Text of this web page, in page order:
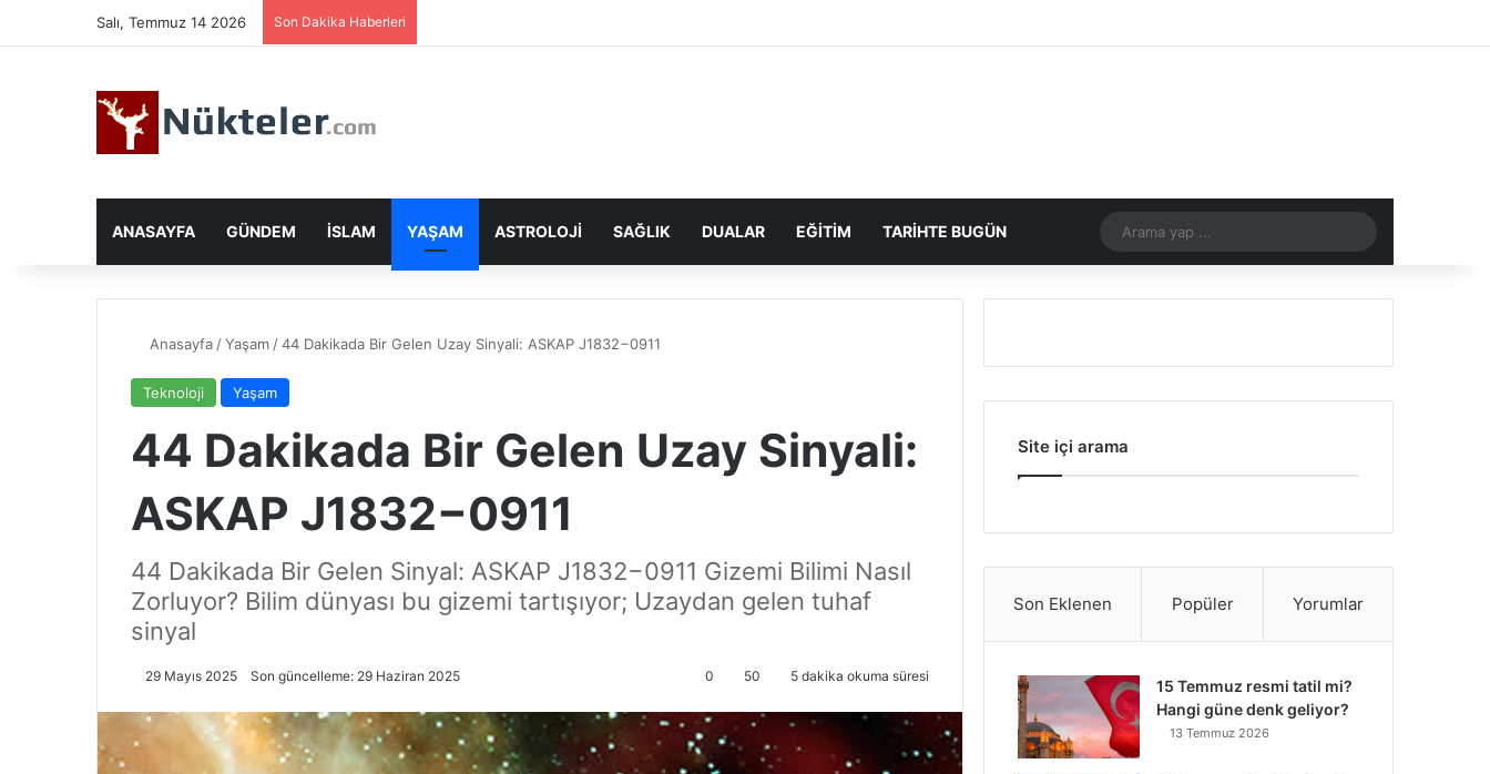
Salı, Temmuz 14 2026 Son Dakika Haberleri
ANASAYFA GÜNDEM İSLAM YAŞAM ASTROLOJI SAĞLIK DUALAR EĞITIM TARIHTE BUGÜN
yap
Anasayfa /Yaşam /44 Dakikada Bir Gelen Uzay Sinyali: ASKAP J1832−0911
Teknoloji Yaşam
44 Dakikada Bir Gelen Uzay Sinyali:
ASKAP J1832−0911
44 Dakikada Bir Gelen Sinyal: ASKAP J1832−0911 Gizemi Bilimi Nasıl
Zorluyor? Bilim dünyası bu gizemi tartışıyor; Uzaydan gelen tuhaf
sinyal
29 Mayıs 2025 Son güncelleme: 29 Haziran 2025 0 50 5 dakika okuma süresi
Site içi arama
Son Eklenen Popüler Yorumlar
15 Temmuz resmi tatil mi?
Hangi güne denk geliyor?
13 Temmuz 2026